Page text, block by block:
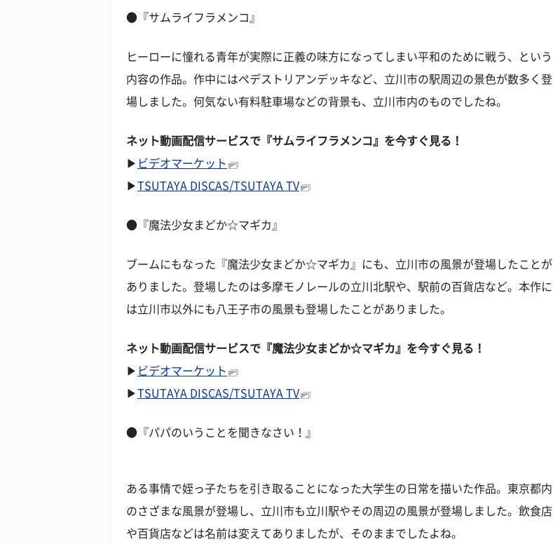
●『サムライフラメンコ』
ヒーローに憧れる青年が実際に正義の味方になってしまい平和のために戦う、という
内容の作品。作中にはぺデストリアンデッキなど、立川市の駅周辺の景色が数多く登
場しました。何気ない有料駐車場などの背景も、立川市内のものでしたね。
ネット動画配信サービスで『サムライフラメンコ』を今すぐ見る！
▶ ビデオマーケット
▶TSUTAYA DISCAS/TSUTAYA TV
●『魔法少女まどか☆マギカ』
ブームにもなった『魔法少女まどか☆マギカ』にも、立川市の風景が登場したことが
ありました。登場したのは多摩モノレールの立川北駅や、駅前の百貨店など。本作に
は立川市以外にも八王子市の風景も登場したことがありました。
ネット動画配信サービスで『魔法少女まどか☆マギカ』を今すぐ見る！
▶ ビデオマーケット
▶TSUTAYA DISCAS/TSUTAYA TV
●『パパのいうことを聞きなさい！』
ある事情で姪っ子たちを引き取ることになった大学生の日常を描いた作品。東京都内
のさざまな風景が登場し、立川市も立川駅やその周辺の風景が登場しました。飲食店
や百貨店などは名前は変えてありましたが、そのままでしたよね。